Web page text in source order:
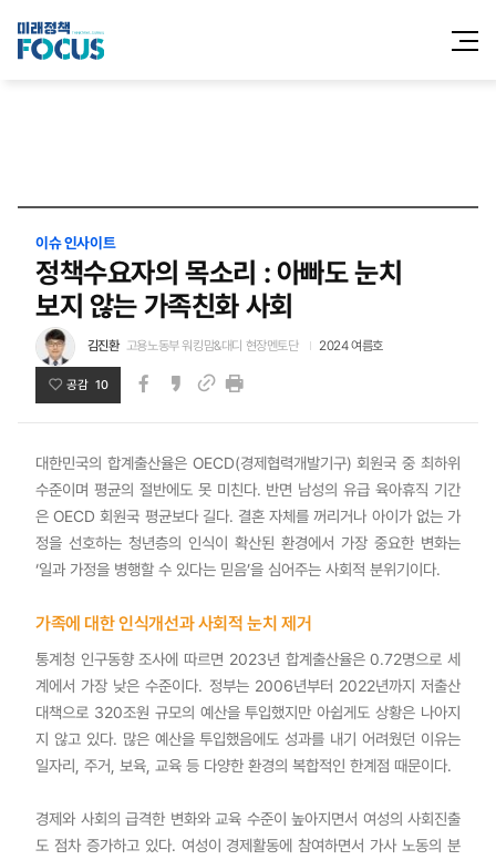
전체메
열기
이슈 인사이트
정책수요자의 목소리 : 아빠도 눈치
보지 않는 가족친화 사회
김진환 고용노동부 워킹맘&대디 현장멘토단 2024 여름호
공감 10
대한민국의 합계출산율은 OECD(경제협력개발기구) 회원국 중 최하위
수준이며 평균의 절반에도 못 미친다. 반면 남성의 유급 육아휴직 기간
은 OECD 회원국 평균보다 길다. 결혼 자체를 꺼리거나 아이가 없는 가
정을 선호하는 청년층의 인식이 확산된 환경에서 가장 중요한 변화는
‘일과 가정을 병행할 수 있다는 믿음’을 심어주는 사회적 분위기이다.
가족에 대한 인식개선과 사회적 눈치 제거
통계청 인구동향 조사에 따르면 2023년 합계출산율은 0.72명으로 세
계에서 가장 낮은 수준이다. 정부는 2006년부터 2022년까지 저출산
대책으로 320조원 규모의 예산을 투입했지만 아쉽게도 상황은 나아지
지 않고 있다. 많은 예산을 투입했음에도 성과를 내기 어려웠던 이유는
일자리, 주거, 보육, 교육 등 다양한 환경의 복합적인 한계점 때문이다.
경제와 사회의 급격한 변화와 교육 수준이 높아지면서 여성의 사회진출
도 점차 증가하고 있다. 여성이 경제활동에 참여하면서 가사 노동의 분